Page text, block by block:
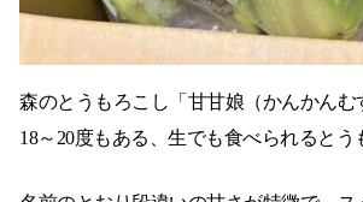
森のとうもろこし「甘甘娘（かんかんむ
18～20度もある、生でも食べられるとう